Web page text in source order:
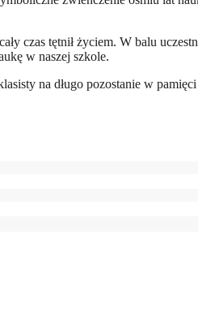
czas tętnił życiem. W balu
w naszej szkole.
na długo pozostanie w